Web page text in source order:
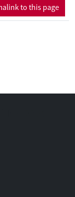
to this page